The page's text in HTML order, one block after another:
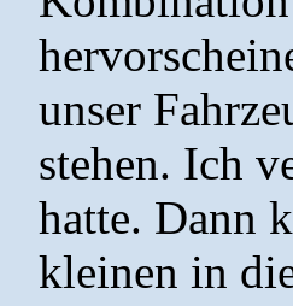
unser
stehen. Ich
hatte. Dann
kleinen in